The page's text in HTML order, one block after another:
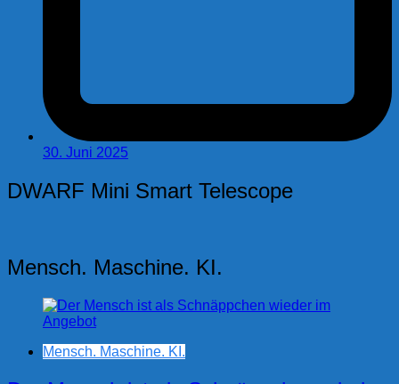
30. Juni 2025
DWARF Mini Smart Telescope
Mensch. Maschine. KI.
Mensch. Maschine. KI.